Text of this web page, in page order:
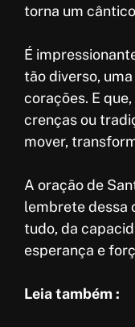
torna um
É
tão diverso,
corações. E
crenças ou
mover,
A oração de
lembrete dessa
tudo, da
esperança e
Leia também :